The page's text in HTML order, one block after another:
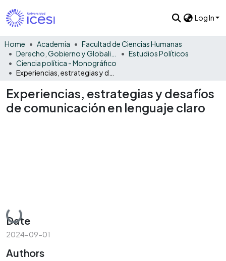
Log In
Home Academia
Facultad de Ciencias Humanas
Estudios Políticos
Ciencia política - Monográfico
Experiencias, estrategias y desafíos
de comunicación en lenguaje claro
Loading...
Date
2024-09-01
Authors